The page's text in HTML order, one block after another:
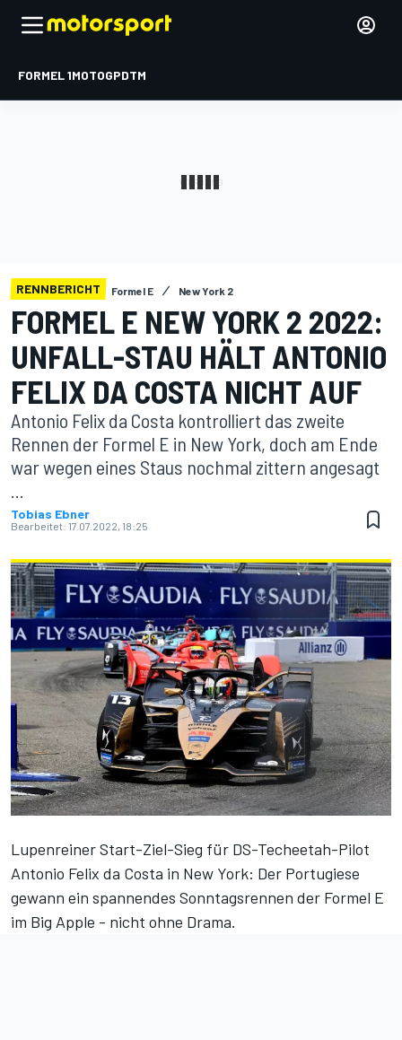
FORMEL 1MOTOGPDTM
RENNBERICHT Formel E New York 2
FORMEL E NEW YORK 2 2022:
UNFALL-STAU HÄLT ANTONIO
FELIX DA COSTA NICHT AUF
Antonio Felix da Costa kontrolliert das zweite
Rennen der Formel E in New York, doch am Ende
war wegen eines Staus nochmal zittern angesagt
Tobias Ebner
Bearbeitet: 17.07.2022, 18:25
Lupenreiner Start-Ziel-Sieg für DS-Techeetah-Pilot
Antonio Felix da Costa in New York: Der Portugiese
gewann ein spannendes Sonntagsrennen der Formel E
im Big Apple - nicht ohne Drama.